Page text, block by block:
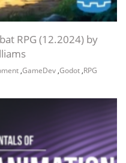
RPG (12.2024) by
,GameDev,Godot,RPG